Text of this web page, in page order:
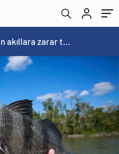
Cristiano Ronaldo’nun akıllara zarar tüm kariyerinin istatistiğini çıkardık !